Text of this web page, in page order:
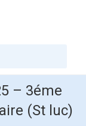
– 3éme
(St luc)